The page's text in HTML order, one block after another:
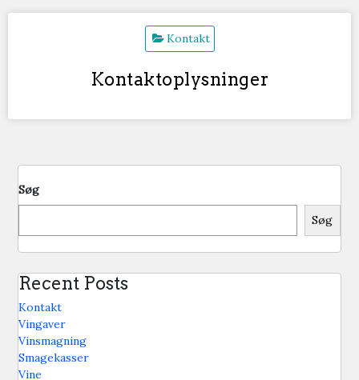
Kontakt
Kontaktoplysninger
Søg
Søg
Recent Posts
Kontakt
Vingaver
Vinsmagning
Smagekasser
Vine